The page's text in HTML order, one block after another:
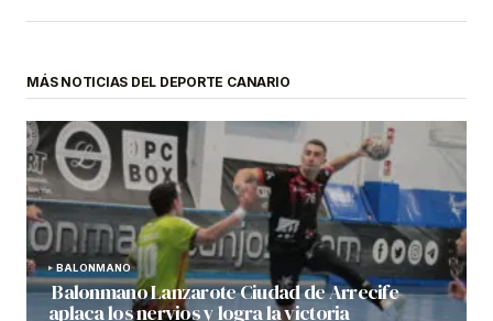
MÁS NOTICIAS DEL DEPORTE CANARIO
BALONMANO
Balonmano Lanzarote Ciudad de Arrecife
aplaca los nervios y logra la victoria